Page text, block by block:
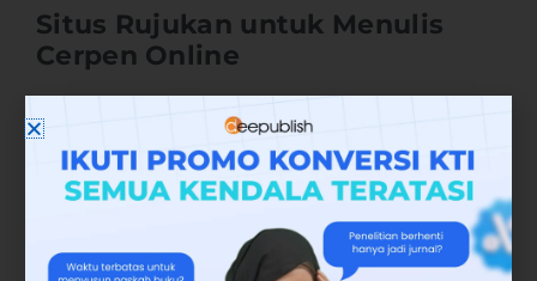
Situs Rujukan untuk Menulis
Cerpen Online
rujukan:
1. Vebma
Vebma adalah salah satu platform menulis